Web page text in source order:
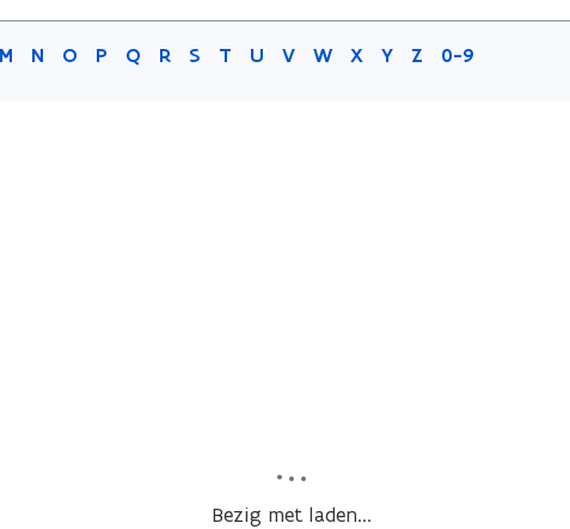
M N O P Q R S T U V W X Y Z 0-9
Bezig met laden...